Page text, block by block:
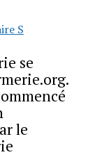
S
se
le